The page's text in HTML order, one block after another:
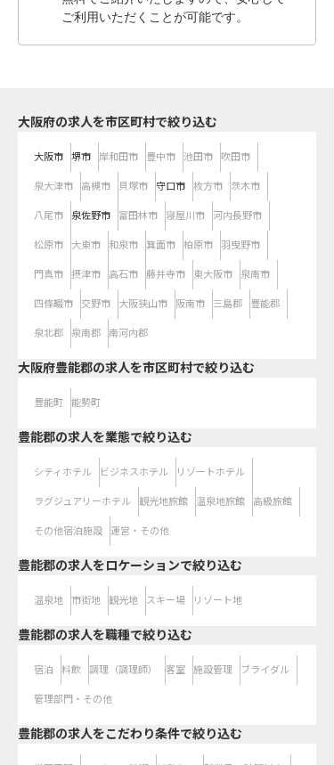
ご利用いただくことが可能です。
大阪府の求人を市区町村で絞り込む
大阪市 堺市 岸和田市 豊中市 池田市 吹田市
泉大津市 高槻市 貝塚市 守口市 枚方市 茨木市
八尾市 泉佐野市 富田林市 寝屋川市 河内長野市
松原市 大東市 和泉市 箕面市 柏原市 羽曳野市
門真市 摂津市 高石市 藤井寺市 東大阪市 泉南市
四條畷市 交野市 大阪狭山市 阪南市 三島郡 豊能郡
泉北郡 泉南郡 南河内郡
大阪府豊能郡の求人を市区町村で絞り込む
豊能町 能勢町
豊能郡の求人を業態で絞り込む
シティホテル ビジネスホテル リゾートホテル
ラグジュアリーホテル 観光地旅館 温泉地旅館 高級旅館
その他宿泊施設 運営・その他
豊能郡の求人をロケーションで絞り込む
温泉地 市街地 観光地 スキー場 リゾート地
豊能郡の求人を職種で絞り込む
宿泊 料飲 調理（調理師） 客室 施設管理 ブライダル
管理部門・その他
豊能郡の求人をこだわり条件で絞り込む